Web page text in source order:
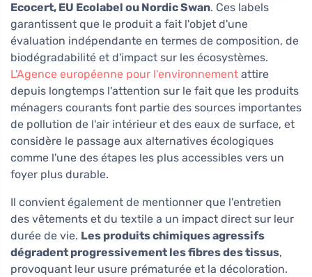
Ecocert, EU Ecolabel ou Nordic Swan. Ces labels
garantissent que le produit a fait l'objet d'une
évaluation indépendante en termes de composition, de
biodégradabilité et d'impact sur les écosystèmes.
L'Agence européenne pour l'environnement attire
depuis longtemps l'attention sur le fait que les produits
ménagers courants font partie des sources importantes
de pollution de l'air intérieur et des eaux de surface, et
considère le passage aux alternatives écologiques
comme l'une des étapes les plus accessibles vers un
foyer plus durable.
Il convient également de mentionner que l'entretien
des vêtements et du textile a un impact direct sur leur
durée de vie. Les produits chimiques agressifs
dégradent progressivement les fibres des tissus,
provoquant leur usure prématurée et la décoloration.